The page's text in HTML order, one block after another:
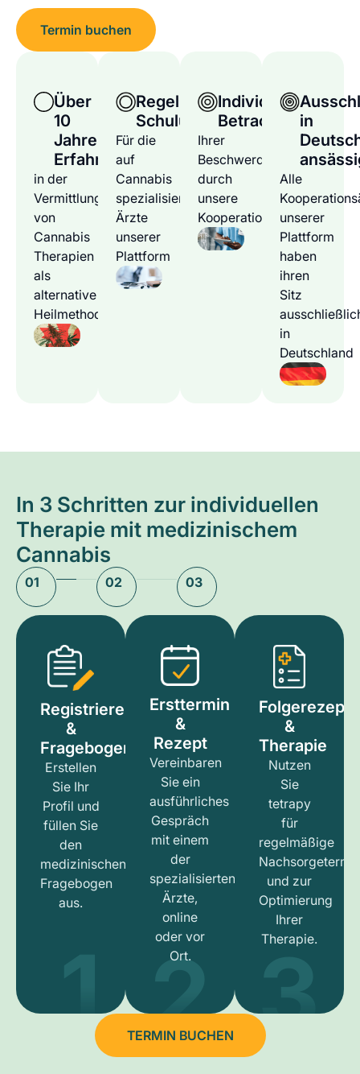
Termin buchen
Über
10
Jahre
Erfahrung
in der
Vermittlung
von
Cannabis
Therapien
als
alternative
Heilmethode
Regelmäßige
Schulungen
Für die
auf
Cannabis
spezialisierten
Ärzte
unserer
Plattform
Individuelle
Betrachtung
Ihrer
Beschwerden
durch
unsere
Kooperationsärzte
in
Alle
unserer
Plattform
haben
ihren
Sitz
in
Deutschland
In 3 Schritten zur individuellen
Therapie mit medizinischem
Cannabis
01 02 03
Registrieren
&
Fragebogen
Erstellen
Sie Ihr
Profil und
füllen Sie
den
medizinischen
Fragebogen
aus.
1
Ersttermin
&
Rezept
Vereinbaren
Sie ein
ausführliches
Gespräch
mit einem
der
spezialisierten
Ärzte,
online
oder vor
Ort.
2
Folgerezept
&
Therapie
Nutzen
Sie
tetrapy
für
regelmäßige
und zur
Optimierung
Ihrer
Therapie.
3
TERMIN BUCHEN